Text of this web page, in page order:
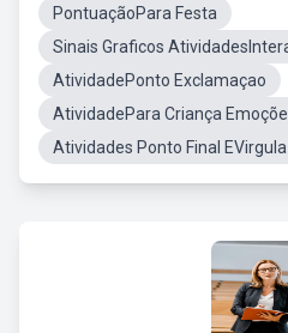
PontuaçãoPara Festa
Sinais Graficos
AtividadePonto Exclamaçao
AtividadePara Criança
Atividades Ponto Final